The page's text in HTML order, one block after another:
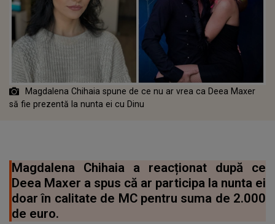
Magdalena Chihaia spune de ce nu ar vrea ca Deea Maxer
să fie prezentă la nunta ei cu Dinu
Magdalena Chihaia a reacționat după ce
Deea Maxer a spus că ar participa la nunta ei
doar în calitate de MC pentru suma de 2.000
de euro.